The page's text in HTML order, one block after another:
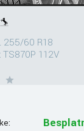
255/60 R18
112V